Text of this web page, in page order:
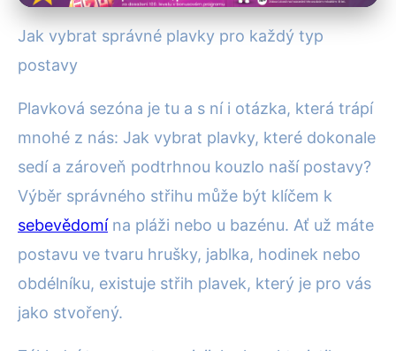
Vyberte Ideální Plavky Pro Vaši
Postavu: Průvodce Pro Každý
Typ
21. 1. 2026· 4 min čtení · Autor: Klára Nováková
Jak vybrat správné plavky pro každý typ
postavy
Plavková sezóna je tu a s ní i otázka, která trápí
mnohé z nás: Jak vybrat plavky, které dokonale
sedí a zároveň podtrhnou kouzlo naší postavy?
Výběr správného střihu může být klíčem k
sebevědomína pláži nebo u bazénu. Ať už máte
postavu ve tvaru hrušky, jablka, hodinek nebo
obdélníku, existuje střih plavek, který je pro vás
jako stvořený.